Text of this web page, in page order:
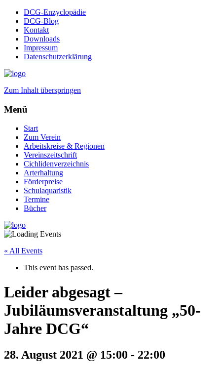
DCG-Enzyclopädie
DCG-Blog
Kontakt
Downloads
Impressum
Datenschutzerklärung
Zum Inhalt überspringen
Menü
Start
Zum Verein
Arbeitskreise & Regionen
Vereinszeitschrift
Cichlidenverzeichnis
Arterhaltung
Förderpreise
Schulaquaristik
Termine
Bücher
« All Events
This event has passed.
Leider abgesagt –
Jubiläumsveranstaltung „50-
Jahre DCG“
28. August 2021 @ 15:00 - 22:00